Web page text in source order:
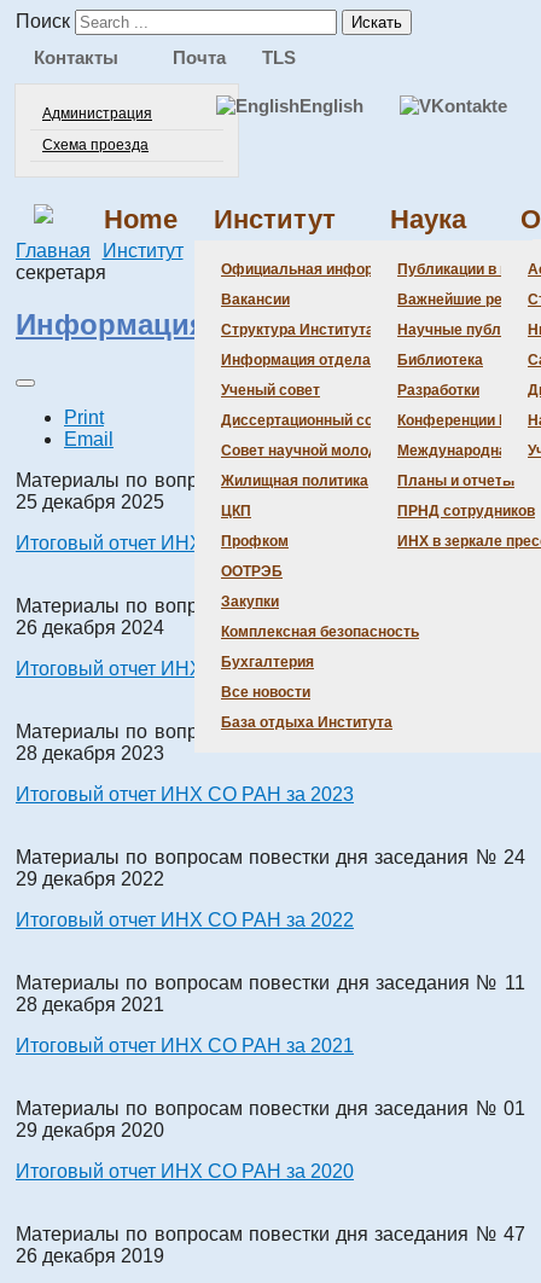
Поиск Искать
Контакты
Администрация
Схема проезда
Почта TLS
English
Home Институт
Официальная информация
Вакансии
Структура Института
Информация отдела кадров
Ученый совет
Диссертационный совет
Совет научной молодежи
Жилищная политика
ЦКП
Профком
ООТРЭБ
Закупки
Комплексная безопасность
Бухгалтерия
Все новости
База отдыха Института
Наука
Публикации в
Важнейшие
Научные
Библиотека
Разработки
Конференции
Международная
Планы и отчеты
ПРНД сотрудников
ИНХ в зеркале
Главная Институт
секретаря
Информация ученого секретаря
Print
Email
Материалы по вопросам повестки дня заседания № 56
25 декабря 2025
Итоговый отчет ИНХ СО РАН за 2025
Материалы по вопросам повестки дня заседания № 45
26 декабря 2024
Итоговый отчет ИНХ СО РАН за 2024
Материалы по вопросам повестки дня заседания № 35
28 декабря 2023
Итоговый отчет ИНХ СО РАН за 2023
Материалы по вопросам повестки дня заседания № 24
29 декабря 2022
Итоговый отчет ИНХ СО РАН за 2022
Материалы по вопросам повестки дня заседания № 11
28 декабря 2021
Итоговый отчет ИНХ СО РАН за 2021
Материалы по вопросам повестки дня заседания № 01
29 декабря 2020
Итоговый отчет ИНХ СО РАН за 2020
Материалы по вопросам повестки дня заседания № 47
26 декабря 2019